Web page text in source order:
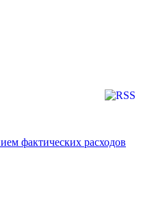
фактических расходов